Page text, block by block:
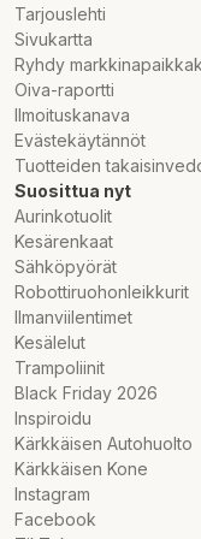
Enastående framgång
sommardäckstest
Nankang Sportnex
sommardäcktestet i
mycket bra bland de
slutresultatet är
endast 0,4 poäng.
poäng. Detta resultat
sommardäck till ett
får säkra däck.
sommardäckens
säkerhetsaspekter
bromsning på torrt
vått underlag är
underlag får betyget
För väghållning på
Michelin samma
AS-2 Sportnex
det prestigefyllda
Tarjouslehti
Sivukartta
Ryhdy
Oiva-raportti
Ilmoituskanava
Evästekäytännöt
Tuotteiden
Suosittua nyt
Aurinkotuolit
Kesärenkaat
Sähköpyörät
Robottiruohonleikkurit
Ilmanviilentimet
Kesälelut
Trampoliinit
Black Friday 2026
Inspiroidu
Kärkkäisen Autohuolto
Kärkkäisen Kone
Instagram
Facebook